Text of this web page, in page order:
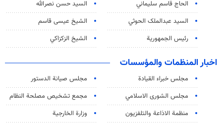
الحاج قاسم سليماني
السيد حسن نصرالله
السید عبدالملک الحوثي
الشيخ عيسى قاسم
رئيس الجمهورية
الشيخ الزكزاكي
اخبار المنظمات والمؤسسات
مجلس خبراء القيادة
مجلس صيانة الدستور
مجلس الشورى الاسلامي
مجمع تشخيص مصلحة النظام
منظمة الاذاعة والتلفزیون
وزارة الخارجية